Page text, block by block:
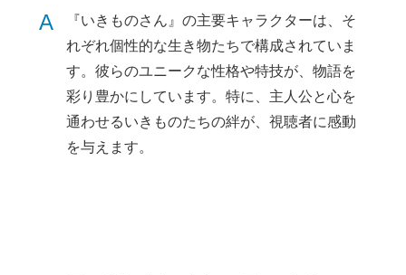
A
『いきものさん』の主要キャラクターは、そ
れぞれ個性的な生き物たちで構成されていま
す。彼らのユニークな性格や特技が、物語を
彩り豊かにしています。特に、主人公と心を
通わせるいきものたちの絆が、視聴者に感動
を与えます。